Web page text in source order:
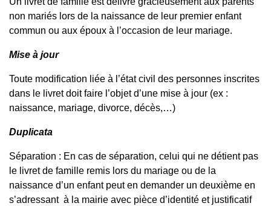
non mariés lors de la naissance de leur premier enfant
commun ou aux époux à l’occasion de leur mariage.
Mise à jour
Toute modification liée à l’état civil des personnes inscrites
dans le livret doit faire l’objet d’une mise à jour (ex :
naissance, mariage, divorce, décès,…)
Duplicata
Séparation : En cas de séparation, celui qui ne détient pas
le livret de famille remis lors du mariage ou de la
naissance d’un enfant peut en demander un deuxième en
s’adressant à la mairie avec pièce d’identité et justificatif